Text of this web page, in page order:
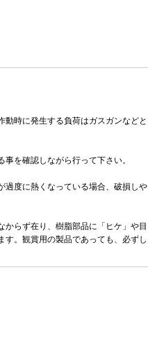
時に発生する負荷はガスガンなどと
を確認しながら行って下さい。
度に熱くなっている場合、破損しや
らず在り、樹脂部品に「ヒケ」や目
。観賞用の製品であっても、必ずし